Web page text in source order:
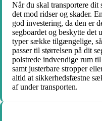
Når du skal transportere dit
det mod ridser og skader.
god investering, da den er
segboardet og beskytte det
typer sække tilgængelige,
passer til størrelsen på dit
polstrede indvendige rum
samt justerbare stropper
altid at sikkerhedsfæstne
af under transporten.